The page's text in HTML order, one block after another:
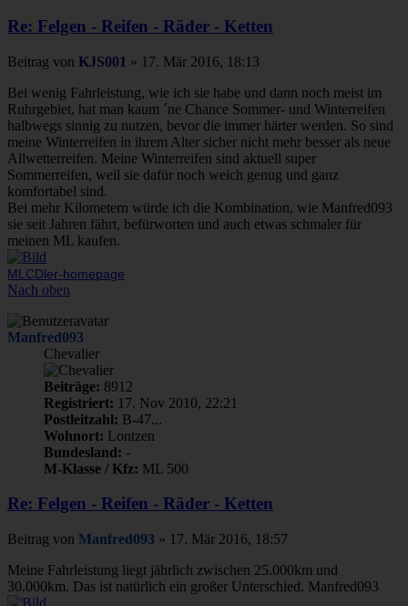
Re: Felgen - Reifen - Räder - Ketten
Beitrag von KJS001 » 17. Mär 2016, 18:13
Bei wenig Fahrleistung, wie ich sie habe und dann noch meist im
Ruhrgebiet, hat man kaum ´ne Chance Sommer- und Winterreifen
halbwegs sinnig zu nutzen, bevor die immer härter werden. So sind
meine Winterreifen in ihrem Alter sicher nicht mehr besser als neue
Allwetterreifen. Meine Winterreifen sind aktuell super
Sommerreifen, weil sie dafür noch weich genug und ganz
komfortabel sind.
Bei mehr Kilometern würde ich die Kombination, wie Manfred093
sie seit Jahren fährt, befürworten und auch etwas schmaler für
meinen ML kaufen.
MLCDler-homepage
Nach oben
Manfred093
Chevalier
Beiträge: 8912
Registriert: 17. Nov 2010, 22:21
Postleitzahl: B-47...
Wohnort: Lontzen
Bundesland: -
M-Klasse / Kfz: ML 500
Re: Felgen - Reifen - Räder - Ketten
Beitrag von Manfred093 » 17. Mär 2016, 18:57
Meine Fahrleistung liegt jährlich zwischen 25.000km und
30.000km. Das ist natürlich ein großer Unterschied. Manfred093